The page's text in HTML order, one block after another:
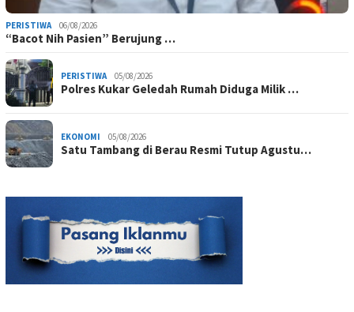
PERISTIWA 06/08/2026
“Bacot Nih Pasien” Berujung …
PERISTIWA 05/08/2026
Polres Kukar Geledah Rumah Diduga Milik …
EKONOMI 05/08/2026
Satu Tambang di Berau Resmi Tutup Agustu…